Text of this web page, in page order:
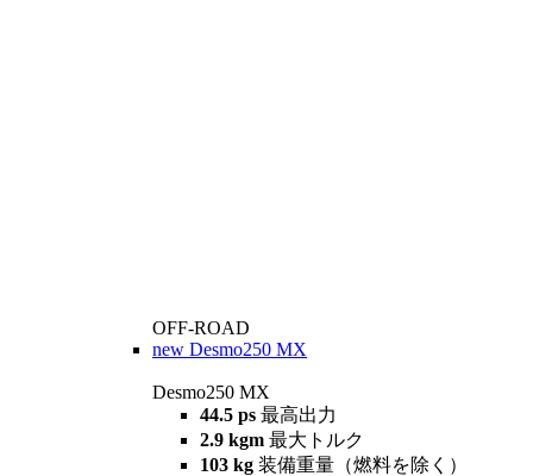
OFF-ROAD
new Desmo250 MX
Desmo250 MX
44.5 ps 最高出力
2.9 kgm 最大トルク
103 kg 装備重量（燃料を除く）